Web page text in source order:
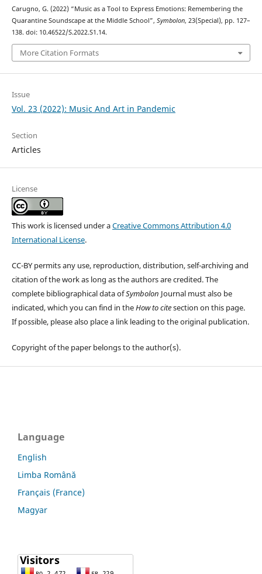
Carugno, G. (2022) “Music as a Tool to Express Emotions: Remembering the
Quarantine Soundscape at the Middle School”, Symbolon, 23(Special), pp. 127–
138. doi: 10.46522/S.2022.S1.14.
More Citation Formats
Issue
Vol. 23 (2022): Music And Art in Pandemic
Section
Articles
License
This work is licensed under aCreative Commons Attribution 4.0
International License.
CC-BY permits any use, reproduction, distribution, self-archiving and
citation of the work as long as the authors are credited. The
complete bibliographical data ofSymbolon Journal must also be
indicated, which you can find in theHow to citesection on this page.
If possible, please also place a link leading to the original publication.
Copyright of the paper belongs to the author(s).
Language
English
Limba Română
Français (France)
Magyar